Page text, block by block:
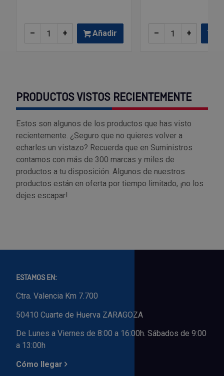
+
– Añadir +
–
PRODUCTOS VISTOS RECIENTEMENTE
Estos son algunos de los productos que has visto
recientemente. ¿Seguro que no quieres volver a
echarles un vistazo? Recuerda que en Suministros
contamos con más de 300 marcas y miles de
productos a tu disposición. Algunos de nuestros
productos están en oferta por tiempo limitado, ¡no los
dejes escapar!
ESTAMOS EN:
Ctra. Valencia Km 7.700
50410 Cuarte de Huerva ZARAGOZA
De Lunes a Viernes de 8:00 a 16:00h. Sábados de 9:00
a 13:00h
Cómo llegar